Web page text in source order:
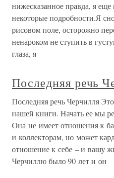
нижесказанное правда, я
некоторые подробности.Я
рисовом поле, осторожно
ненароком не ступить в
глаза, я
Последняя речь
Последняя речь Черчилля
нашей книги. Начать ее мы
Она не имеет отношения к
и коллекторам, но может
отношение к себе – и вашу
Черчиллю было 90 лет и он